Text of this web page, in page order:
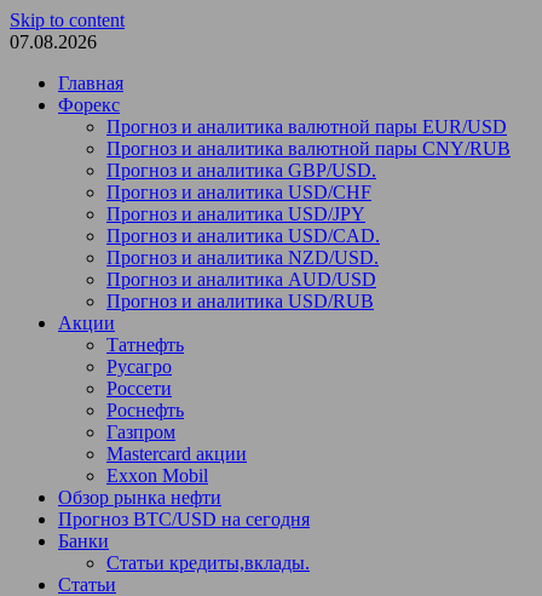
Skip to content
07.08.2026
Главная
Форекс
Прогноз и аналитика валютной пары EUR/USD
Прогноз и аналитика валютной пары CNY/RUB
Прогноз и аналитика GBP/USD.
Прогноз и аналитика USD/CHF
Прогноз и аналитика USD/JPY
Прогноз и аналитика USD/CAD.
Прогноз и аналитика NZD/USD.
Прогноз и аналитика AUD/USD
Прогноз и аналитика USD/RUB
Акции
Татнефть
Русагро
Россети
Роснефть
Газпром
Mastercard акции
Exxon Mobil
Обзор рынка нефти
Прогноз BTC/USD на сегодня
Банки
Статьи кредиты,вклады.
Статьи